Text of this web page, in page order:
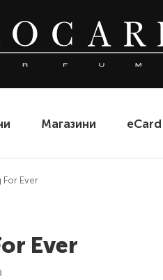
Магазини eCard
For Ever
Ever